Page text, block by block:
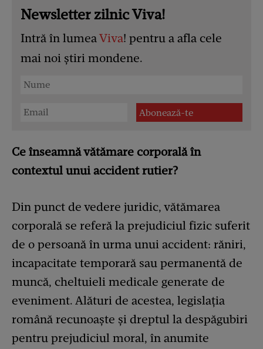
Newsletter zilnic Viva!
Intră în lumeaViva! pentru a afla cele
mai noi știri mondene.
Ce înseamnă vătămare corporală în
contextul unui accident rutier?
Din punct de vedere juridic, vătămarea
corporală se referă la prejudiciul fizic suferit
de o persoană în urma unui accident: răniri,
incapacitate temporară sau permanentă de
muncă, cheltuieli medicale generate de
eveniment. Alături de acestea, legislația
română recunoaște și dreptul la despăgubiri
pentru prejudiciul moral, în anumite